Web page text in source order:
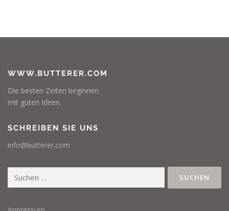
WWW.BUTTERER.COM
Die besten Zeiten beginnen
mit guten Ideen.
SCHREIBEN SIE UNS
info@butterer.com
Suchen